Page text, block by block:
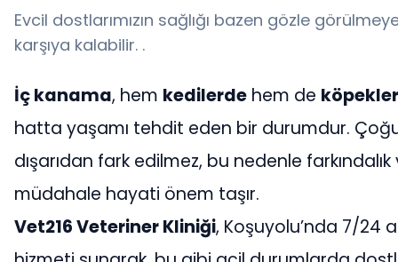
Evcil dostlarımızın sağlığı bazen gözle
karşıya kalabilir. .
İç kanama, hem kedilerde hem de
hatta yaşamı tehdit eden bir durumdur.
dışarıdan fark edilmez, bu nedenle
müdahale hayati önem taşır.
Vet216 Veteriner Kliniği, Koşuyolu’nda 7/24